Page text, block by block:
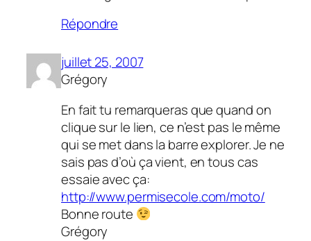
Répondre
juillet 25, 2007
Grégory
En fait tu remarqueras que quand on
clique sur le lien, ce n’est pas le même
qui se met dans la barre explorer. Je ne
sais pas d’où ça vient, en tous cas
essaie avec ça:
http://www.permisecole.com/moto/
Bonne route
Grégory